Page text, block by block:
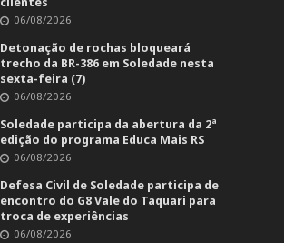
06/08/2026
Detonação de rochas bloqueará
trecho da BR-386 em Soledade nesta
sexta-feira (7)
06/08/2026
Soledade participa da abertura da 2ª
edição do programa Educa Mais RS
06/08/2026
Defesa Civil de Soledade participa de
encontro do G8 Vale do Taquari para
troca de experiências
06/08/2026